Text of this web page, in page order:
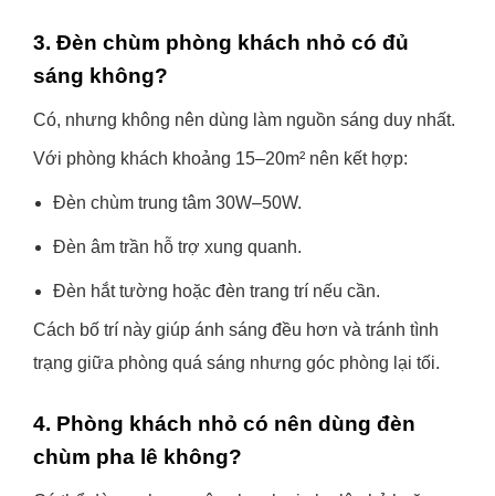
3. Đèn chùm phòng khách nhỏ có đủ
sáng không?
Có, nhưng không nên dùng làm nguồn sáng duy nhất.
Với phòng khách khoảng 15–20m² nên kết hợp:
Đèn chùm trung tâm 30W–50W.
Đèn âm trần hỗ trợ xung quanh.
Đèn hắt tường hoặc đèn trang trí nếu cần.
Cách bố trí này giúp ánh sáng đều hơn và tránh tình
trạng giữa phòng quá sáng nhưng góc phòng lại tối.
4. Phòng khách nhỏ có nên dùng đèn
chùm pha lê không?